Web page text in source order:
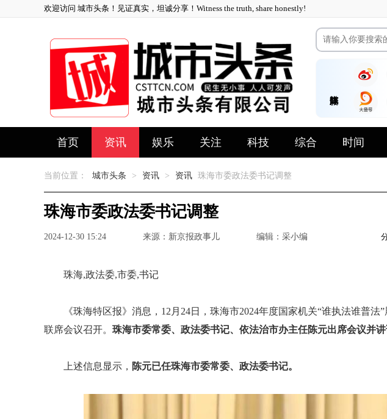
欢迎访问 城市头条！见证真实，坦诚分享！Witness the truth, share honestly!
首页 资讯 娱乐 关注 科技 综合 时间
当前位置： 城市头条 > 资讯 > 资讯 珠海市委政法委书记调整
珠海市委政法委书记调整
2024-12-30 15:24 来源：新京报政事儿 编辑：采小编
珠海,政法委,市委,书记
《珠海特区报》消息，12月24日，珠海市2024年度国家机关“谁执法谁普法
联席会议召开。 珠海市委常委、政法委书记、依法治市办主任陈元出席会议并讲
上述信息显示， 陈元已任珠海市委常委、政法委书记。